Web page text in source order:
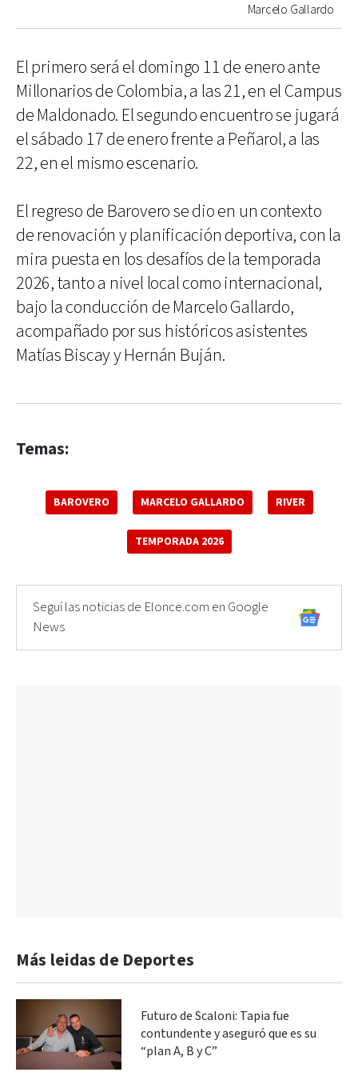
Marcelo Gallardo
El primero será el domingo 11 de enero ante
Millonarios de Colombia, a las 21, en el Campus
de Maldonado. El segundo encuentro se jugará
el sábado 17 de enero frente a Peñarol, a las
22, en el mismo escenario.
El regreso de Barovero se dio en un contexto
de renovación y planificación deportiva, con la
mira puesta en los desafíos de la temporada
2026, tanto a nivel local como internacional,
bajo la conducción de Marcelo Gallardo,
acompañado por sus históricos asistentes
Matías Biscay y Hernán Buján.
Temas:
BAROVERO MARCELO GALLARDO RIVER
TEMPORADA 2026
Seguí las noticias de Elonce.com en Google
News
Más leidas de Deportes
Futuro de Scaloni: Tapia fue
contundente y aseguró que es su
“plan A, B y C”